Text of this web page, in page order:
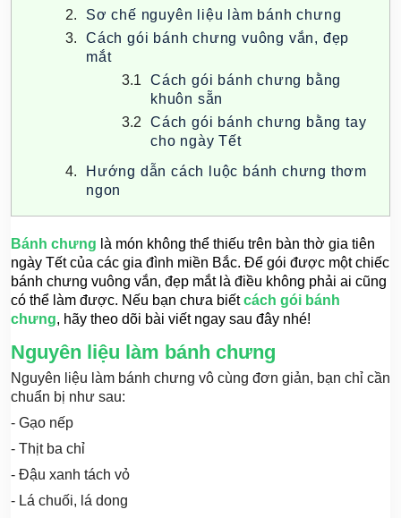
Sơ chế nguyên liệu làm bánh chưng
Cách gói bánh chưng vuông vắn, đẹp
mắt
Cách gói bánh chưng bằng
khuôn sẵn
Cách gói bánh chưng bằng tay
cho ngày Tết
Hướng dẫn cách luộc bánh chưng thơm
ngon
Bánh chưng là món không thể thiếu trên bàn thờ gia tiên
ngày Tết của các gia đình miền Bắc. Để gói được một chiếc
bánh chưng vuông vắn, đẹp mắt là điều không phải ai cũng
có thể làm được. Nếu bạn chưa biếtcách gói bánh
chưng, hãy theo dõi bài viết ngay sau đây nhé!
Nguyên liệu làm bánh chưng
Nguyên liệu làm bánh chưng vô cùng đơn giản, bạn chỉ cần
chuẩn bị như sau:
- Gạo nếp
- Thịt ba chỉ
- Đậu xanh tách vỏ
- Lá chuối, lá dong